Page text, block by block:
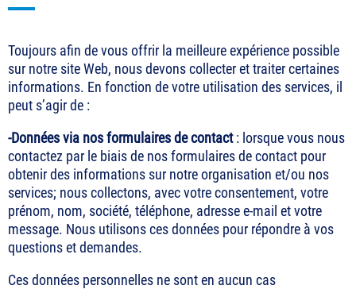
Toujours afin de vous offrir la meilleure expérience possible
sur notre site Web, nous devons collecter et traiter certaines
informations. En fonction de votre utilisation des services, il
peut s’agir de :
-Données via nos formulaires de contact: lorsque vous nous
contactez par le biais de nos formulaires de contact pour
obtenir des informations sur notre organisation et/ou nos
services; nous collectons, avec votre consentement, votre
prénom, nom, société, téléphone, adresse e-mail et votre
message. Nous utilisons ces données pour répondre à vos
questions et demandes.
Ces données personnelles ne sont en aucun cas